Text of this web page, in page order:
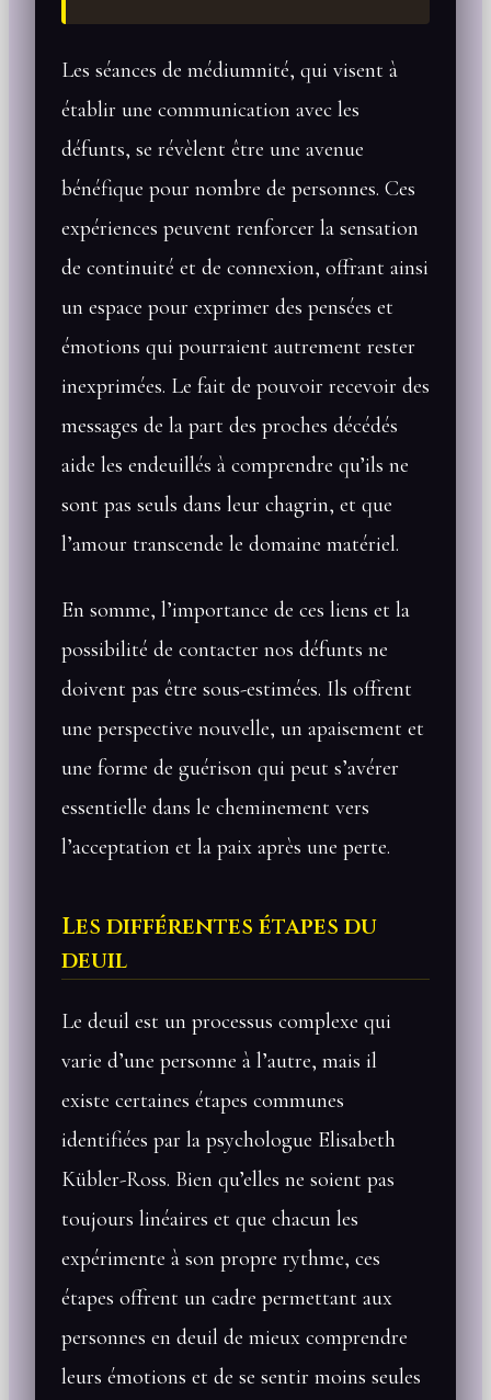
Les séances de médiumnité, qui visent à
établir une communication avec les
défunts, se révèlent être une avenue
bénéfique pour nombre de personnes. Ces
expériences peuvent renforcer la sensation
de continuité et de connexion, offrant ainsi
un espace pour exprimer des pensées et
émotions qui pourraient autrement rester
inexprimées. Le fait de pouvoir recevoir des
messages de la part des proches décédés
aide les endeuillés à comprendre qu’ils ne
sont pas seuls dans leur chagrin, et que
l’amour transcende le domaine matériel.
En somme, l’importance de ces liens et la
possibilité de contacter nos défunts ne
doivent pas être sous-estimées. Ils offrent
une perspective nouvelle, un apaisement et
une forme de guérison qui peut s’avérer
essentielle dans le cheminement vers
l’acceptation et la paix après une perte.
Les différentes étapes du
deuil
Le deuil est un processus complexe qui
varie d’une personne à l’autre, mais il
existe certaines étapes communes
identifiées par la psychologue Elisabeth
Kübler-Ross. Bien qu’elles ne soient pas
toujours linéaires et que chacun les
expérimente à son propre rythme, ces
étapes offrent un cadre permettant aux
personnes en deuil de mieux comprendre
leurs émotions et de se sentir moins seules